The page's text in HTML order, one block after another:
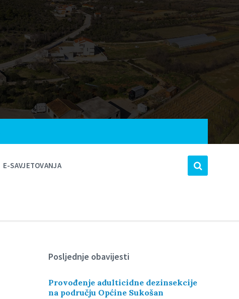
E-SAVJETOVANJA
Posljednje obavijesti
Provođenje adulticidne dezinsekcije
na području Općine Sukošan